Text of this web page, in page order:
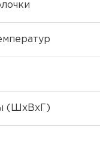
(ШхВхГ)